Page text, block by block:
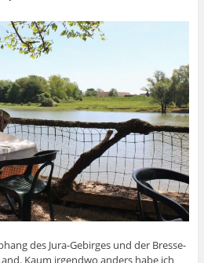
des Jura-Gebirges und der Bresse-
Kaum irgendwo anders habe ich